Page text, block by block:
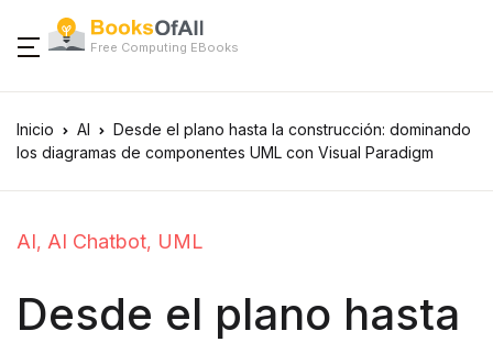
Free Computing EBooks
Inicio AI
Desde el plano hasta la construcción: dominando
los diagramas de componentes UML con Visual Paradigm
AI, AI Chatbot, UML
Desde el plano hasta